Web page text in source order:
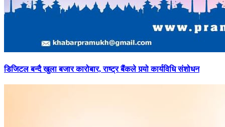
डिजिटलबन्दै खुला बजार कारोबार, राष्ट्र बैंकले गर्‍यो कार्यविधि संशोधन